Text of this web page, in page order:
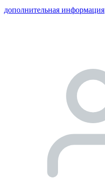
дополнительная информация